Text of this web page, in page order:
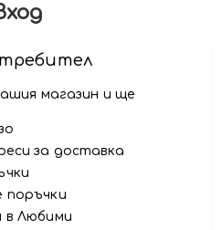
магазин и ще
за доставка
поръчки
в Любими